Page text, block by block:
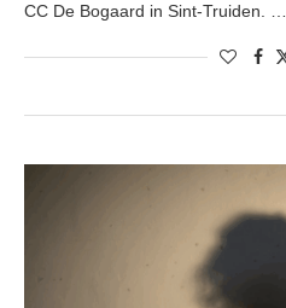
CC De Bogaard in Sint-Truiden. …